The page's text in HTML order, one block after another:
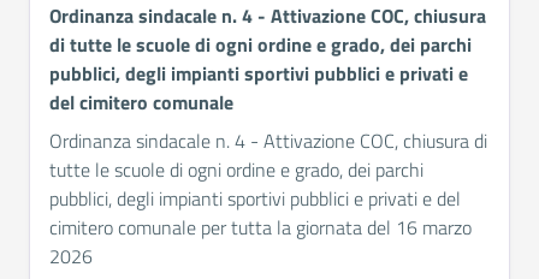
Ordinanza sindacale n. 4 - Attivazione COC, chiusura
di tutte le scuole di ogni ordine e grado, dei parchi
pubblici, degli impianti sportivi pubblici e privati e
del cimitero comunale
Ordinanza sindacale n. 4 - Attivazione COC, chiusura di
tutte le scuole di ogni ordine e grado, dei parchi
pubblici, degli impianti sportivi pubblici e privati e del
cimitero comunale per tutta la giornata del 16 marzo
2026